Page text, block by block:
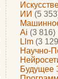
ИИ (5
Ai (3 816)
Llm (3
Научно-
Будущее